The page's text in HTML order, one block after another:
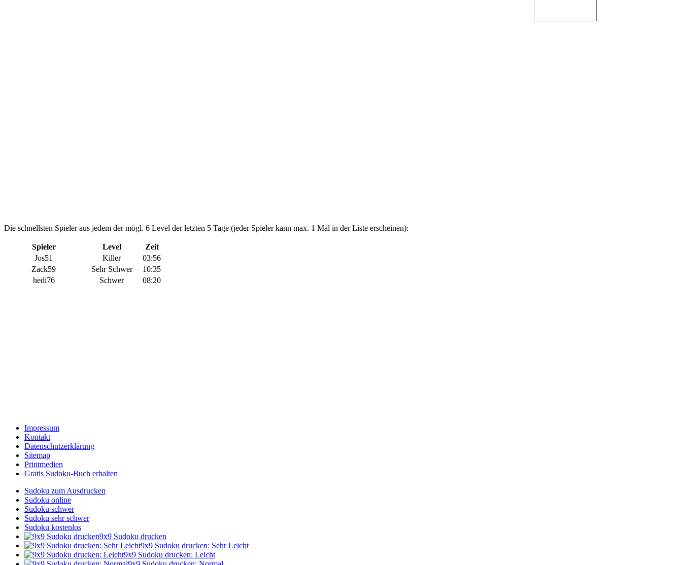
Die schnellsten Spieler aus jedem der mögl. 6 Level der letzten 5 Tage (jeder Spieler kann max. 1 Mal in der Liste erscheinen):
Spieler Level
Zeit
Jos51
Killer
03:56
Zack59
Sehr Schwer
10:35
hedi76
Schwer 08:20
Impressum
Kontakt
Datenschutzerklärung
Sitemap
Printmedien
Gratis Sudoku-Buch erhalten
Sudoku zum Ausdrucken
Sudoku online
Sudoku schwer
Sudoku sehr schwer
Sudoku kostenlos
9x9 Sudoku drucken
9x9 Sudoku drucken: Sehr Leicht
9x9 Sudoku drucken: Leicht